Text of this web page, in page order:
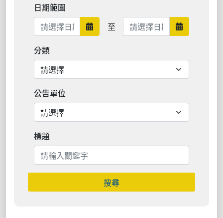
日期範圍
日期範圍開始
至 日期範圍結束 日期範圍
分類
公告單位
標題
搜尋